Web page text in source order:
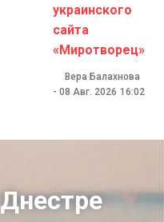
украинского
сайта
«Миротворец»
Вера Балахнова
- 08 Авг. 2026 16:02